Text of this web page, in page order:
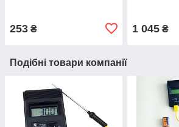
253 ₴ 1 045₴
Подібні товари компанії